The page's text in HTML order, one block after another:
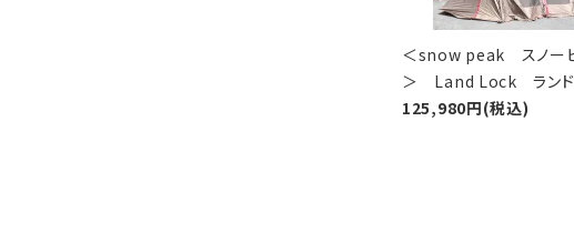
＜snow peak スノー
＞ Land Lock ランド
125,980円(税込)